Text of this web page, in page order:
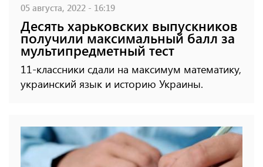
05 августа, 2022 - 16:19
Десять харьковских выпускников
получили максимальный балл за
мультипредметный тест
11-классники сдали на максимум математику,
украинский язык и историю Украины.